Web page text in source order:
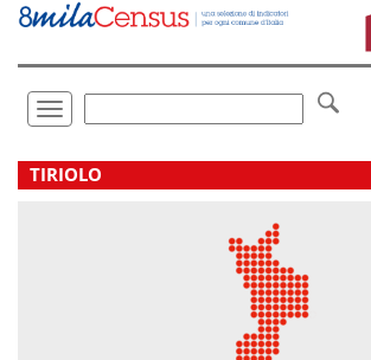
Vai
direttamente
Toggle
navigation
.
TIRIOLO